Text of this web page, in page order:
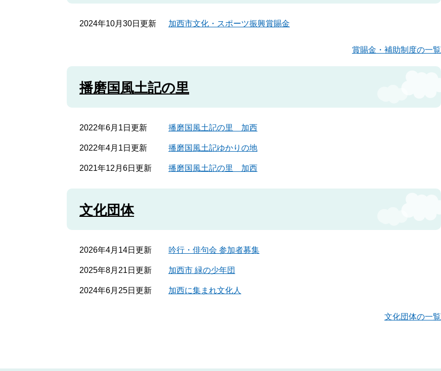
2024年10月30日更新 加西市文化・スポーツ振興賞賜金
賞賜金・補助制度の一覧
播磨国風土記の里
2022年6月1日更新 播磨国風土記の里 加西
2022年4月1日更新 播磨国風土記ゆかりの地
2021年12月6日更新 播磨国風土記の里 加西
文化団体
2026年4月14日更新 吟行・俳句会 参加者募集
2025年8月21日更新 加西市 緑の少年団
2024年6月25日更新 加西に集まれ文化人
文化団体の一覧